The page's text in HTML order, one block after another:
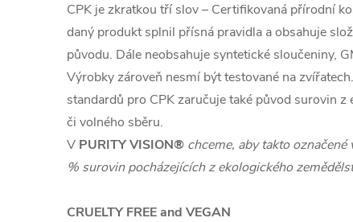
CPK je zkratkou tří slov – Certifikovaná přírodní
daný produkt splnil přísná pravidla a obsahuje
původu. Dále neobsahuje syntetické sloučeniny,
Výrobky zároveň nesmí být testované na
standardů pro CPK zaručuje také původ surovin
či volného sběru.
V PURITY VISION® chceme, aby takto
% surovin pocházejících z ekologického
CRUELTY FREE and VEGAN